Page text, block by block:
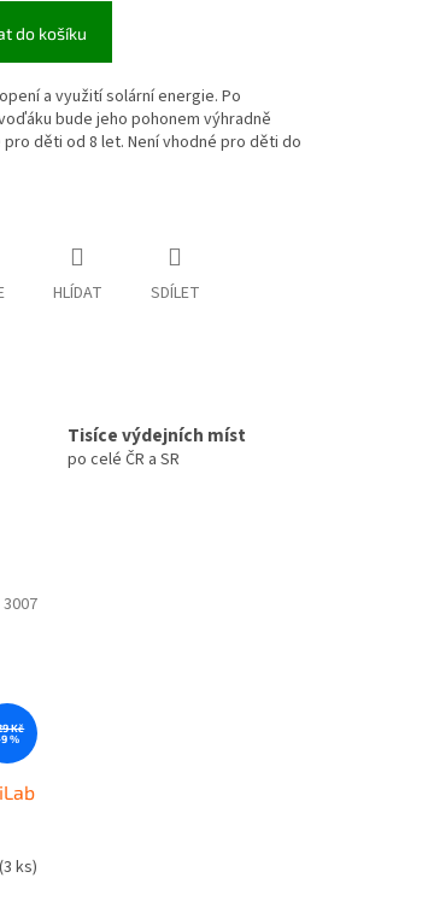
do košíku
a využití solární energie. Po
bude jeho pohonem výhradně
děti od 8 let. Není vhodné pro děti do
HLÍDAT SDÍLET
Tisíce výdejních míst
po celé ČR a SR
Kč
%
(3 ks)
3007